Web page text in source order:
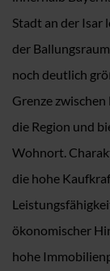
Stadt an der Isar
der
noch deutlich
Grenze
die Region und
Wohnort.
die hohe
ökonomischer
hohe